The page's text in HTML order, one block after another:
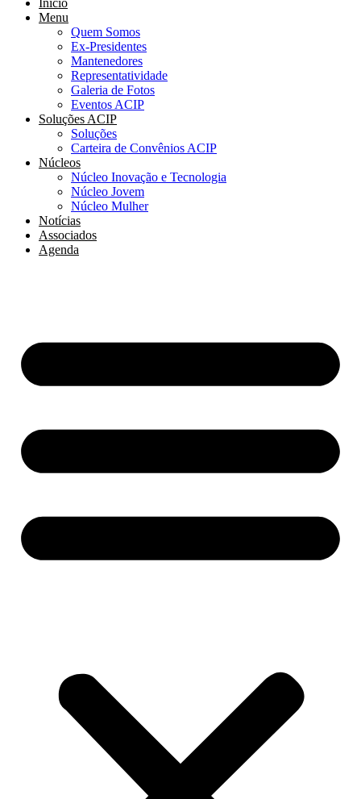
Início
Menu
Quem Somos
Ex-Presidentes
Mantenedores
Representatividade
Galeria de Fotos
Eventos ACIP
Soluções ACIP
Soluções
Carteira de Convênios ACIP
Núcleos
Núcleo Inovação e Tecnologia
Núcleo Jovem
Núcleo Mulher
Notícias
Associados
Agenda